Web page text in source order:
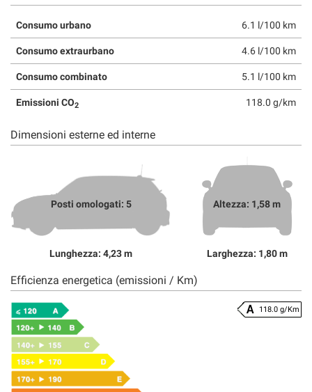
Consumo urbano 6.1 l/100 km
Consumo extraurbano 4.6 l/100 km
Consumo combinato 5.1 l/100 km
Emissioni CO2 118.0 g/km
Dimensioni esterne ed interne
Posti omologati: 5
Lunghezza: 4,23 m
Altezza: 1,58 m
Larghezza: 1,80 m
Efficienza energetica (emissioni / Km)
118.0 g/Km